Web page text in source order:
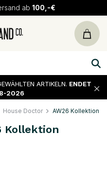
Rückgaberecht
ARTIKELN. ENDET
2026
House Doctor AW26 Kollektion
Kollektion